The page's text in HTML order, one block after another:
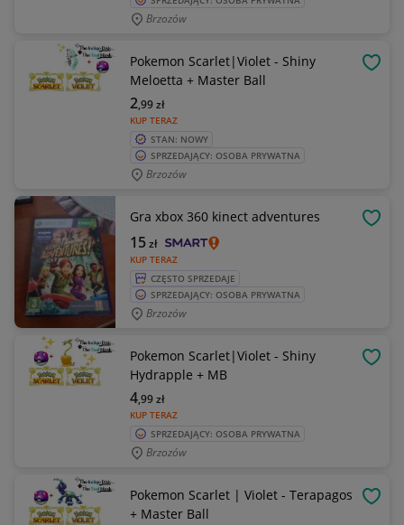
Brzozów
Pokemon Scarlet|Violet - Shiny
Meloetta + Master Ball
KUP TERAZ
2,99zł
STAN: NOWY
SPRZEDAJĄCY: OSOBA PRYWATNA
Brzozów
Gra xbox 360 kinect adventures
KUP TERAZ
15zł
CZĘSTO SPRZEDAJE
SPRZEDAJĄCY: OSOBA PRYWATNA
Brzozów
Pokemon Scarlet|Violet - Shiny
Hydrapple + MB
KUP TERAZ
4,99zł
SPRZEDAJĄCY: OSOBA PRYWATNA
Brzozów
Pokemon Scarlet | Violet - Terapagos
+ Master Ball